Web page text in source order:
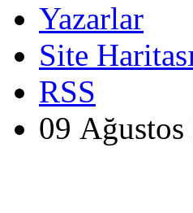
Yazarlar
Site
RSS
09